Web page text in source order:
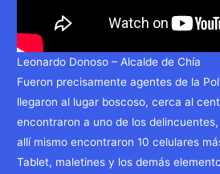
Leonardo Donoso – Alcalde de Chía
Fueron precisamente agentes de la
llegaron al lugar boscoso, cerca al
encontraron a uno de los
allí mismo encontraron 10 celulares
Tablet, maletines y los demás